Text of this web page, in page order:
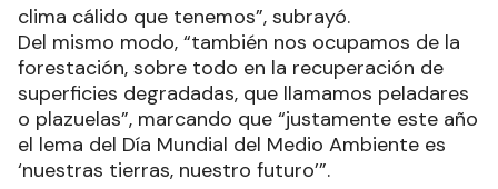
clima cálido que tenemos”, subrayó.
Del mismo modo, “también nos ocupamos de la
forestación, sobre todo en la recuperación de
superficies degradadas, que llamamos peladares
o plazuelas”, marcando que “justamente este año
el lema del Día Mundial del Medio Ambiente es
‘nuestras tierras, nuestro futuro’”.